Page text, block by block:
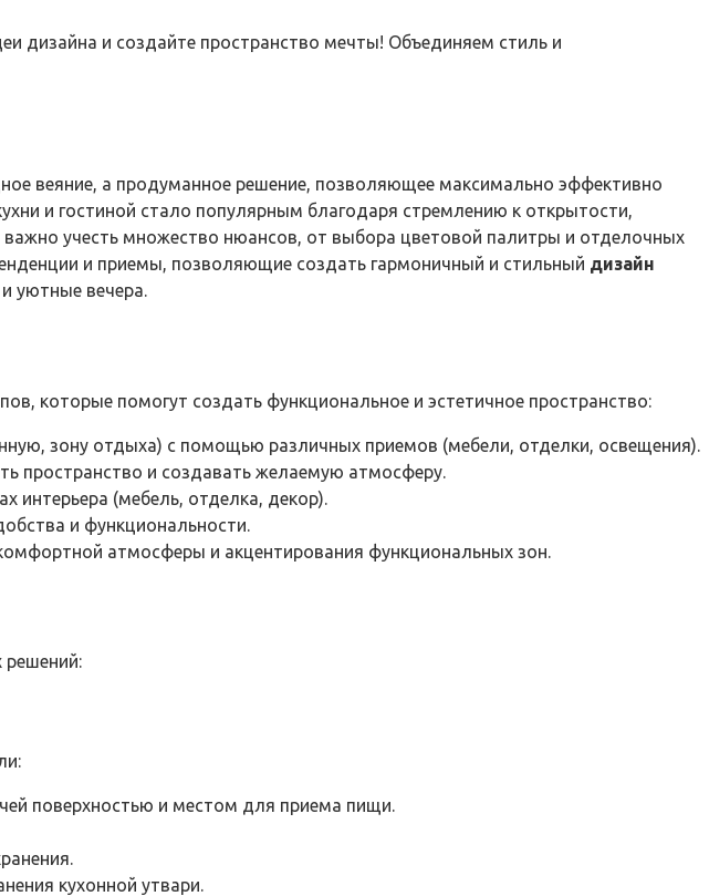
дизайна и создайте пространство мечты! Объединяем стиль и
веяние, а продуманное решение, позволяющее максимально эффективно
и гостиной стало популярным благодаря стремлению к открытости,
учесть множество нюансов, от выбора цветовой палитры и отделочных
и приемы, позволяющие создать гармоничный и стильный дизайн
уютные вечера.
которые помогут создать функциональное и эстетичное пространство:
зону отдыха) с помощью различных приемов (мебели, отделки, освещения).
пространство и создавать желаемую атмосферу.
интерьера (мебель, отделка, декор).
и функциональности.
атмосферы и акцентирования функциональных зон.
решений:
поверхностью и местом для приема пищи.
кухонной утвари.